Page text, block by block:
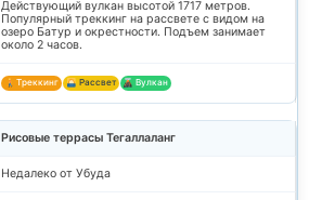
Действующий вулкан высотой 1717 метров.
Популярный треккинг на рассвете с видом на
озеро Батур и окрестности. Подъем занимает
около 2 часов.
Треккинг Рассвет Вулкан
Рисовые террасы Тегаллаланг
Недалеко от Убуда